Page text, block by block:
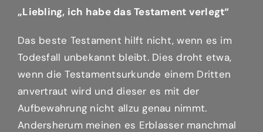
„Liebling, ich habe das Testament verlegt“
Das beste Testament hilft nicht, wenn es im
Todesfall unbekannt bleibt. Dies droht etwa,
wenn die Testamentsurkunde einem Dritten
anvertraut wird und dieser es mit der
Aufbewahrung nicht allzu genau nimmt.
Andersherum meinen es Erblasser manchmal